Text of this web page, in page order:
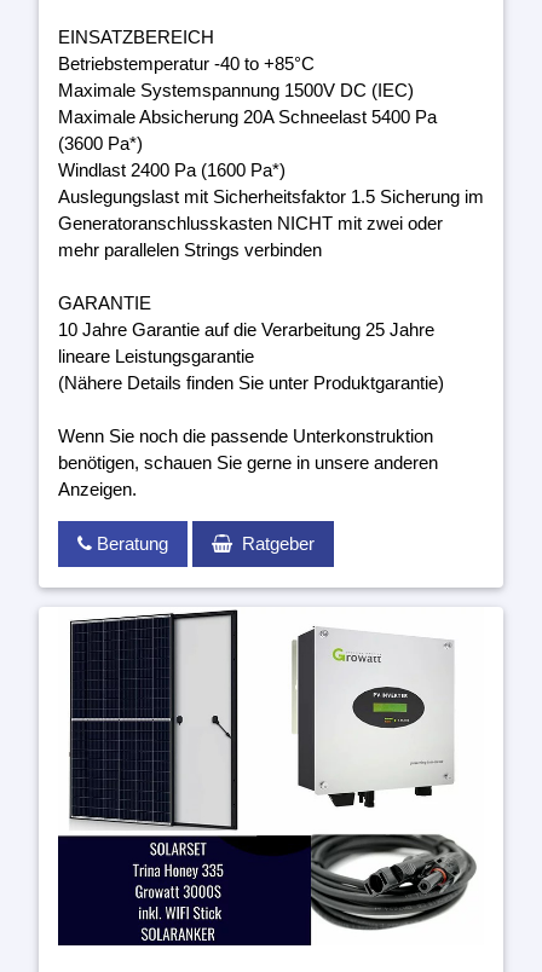
EINSATZBEREICH
Betriebstemperatur -40 to +85°C
Maximale Systemspannung 1500V DC (IEC)
Maximale Absicherung 20A Schneelast 5400 Pa
(3600 Pa*)
Windlast 2400 Pa (1600 Pa*)
Auslegungslast mit Sicherheitsfaktor 1.5 Sicherung im
Generatoranschlusskasten NICHT mit zwei oder
mehr parallelen Strings verbinden
GARANTIE
10 Jahre Garantie auf die Verarbeitung 25 Jahre
lineare Leistungsgarantie
(Nähere Details finden Sie unter Produktgarantie)
Wenn Sie noch die passende Unterkonstruktion
benötigen, schauen Sie gerne in unsere anderen
Anzeigen.
Beratung Ratgeber